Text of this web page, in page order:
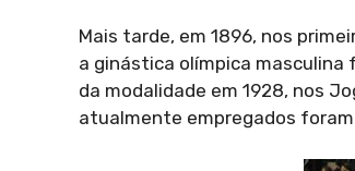
Mais tarde, em 1896, nos
a ginástica olímpica masculina
da modalidade em 1928, nos
atualmente empregados